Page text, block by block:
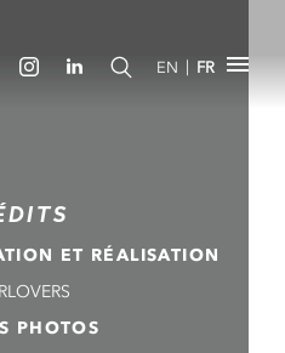
EN | FR
ET RÉALISATION
PHOTOS